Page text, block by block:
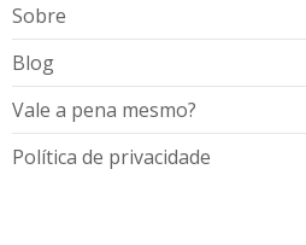
Sobre
Blog
Vale a pena mesmo?
Política de privacidade